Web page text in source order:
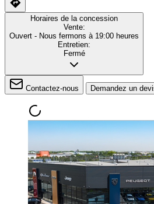
Horaires de la concession
Vente:
Ouvert - Nous fermons à 19:00 heures
Entretien:
Fermé
Contactez-nous Demandez un